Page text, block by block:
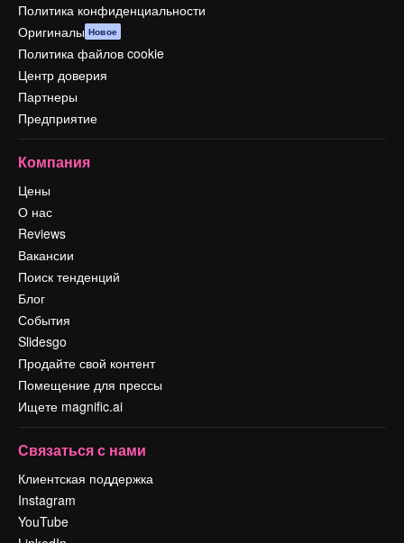
Политика конфиденциальности
Оригиналы Новое
Политика файлов cookie
Центр доверия
Партнеры
Предприятие
Компания
Цены
О нас
Reviews
Вакансии
Поиск тенденций
Блог
События
Slidesgo
Продайте свой контент
Помещение для прессы
Ищете magnific.ai
Связаться с нами
Клиентская поддержка
Instagram
YouTube